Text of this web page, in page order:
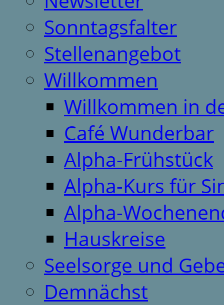
Sonntagsfalter
Stellenangebot
Willkommen
Willkommen in
Café Wunderbar
Alpha-Frühstück
Alpha-Kurs für
Alpha-
Hauskreise
Seelsorge und
Demnächst